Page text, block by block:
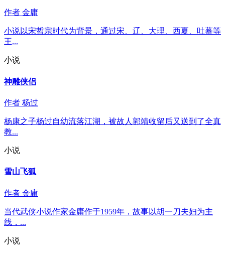
作者 金庸
小说以宋哲宗时代为背景，通过宋、辽、大理、西夏、吐蕃等
王...
小说
神雕侠侣
作者 杨过
杨康之子杨过自幼流落江湖，被故人郭靖收留后又送到了全真
教...
小说
雪山飞狐
作者 金庸
当代武侠小说作家金庸作于1959年，故事以胡一刀夫妇为主
线，...
小说